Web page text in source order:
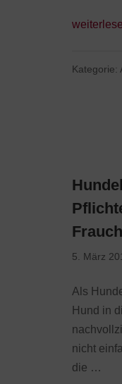
Kategorie:
5. März
Als
Hund in
nicht
die …